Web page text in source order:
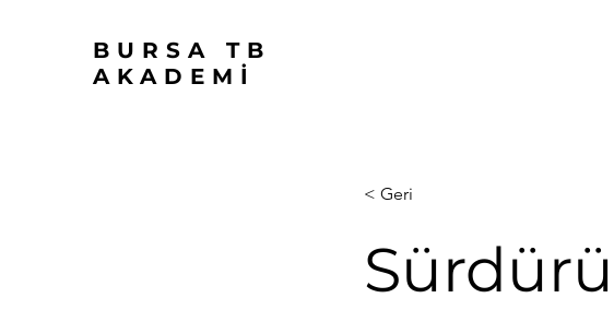
BURSA TB
AKADEMİ
< Geri